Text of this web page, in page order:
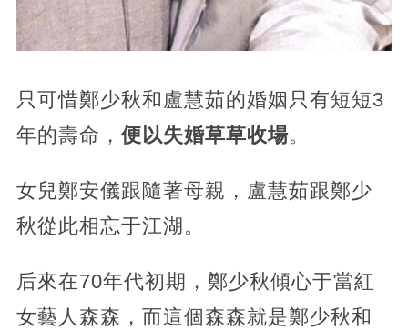
只可惜鄭少秋和盧慧茹的婚姻只有短短3
年的壽命， 便以失婚草草收場。
女兒鄭安儀跟隨著母親，盧慧茹跟鄭少
秋從此相忘于江湖。
后來在70年代初期，鄭少秋傾心于當紅
女藝人森森，而這個森森就是鄭少秋和